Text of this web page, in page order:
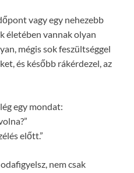
vagy egy nehezebb
életében vannak olyan
mégis sok feszültséggel
és később rákérdezel, az
egy mondat:
előtt.”
nem csak